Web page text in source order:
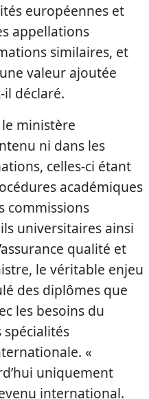
européennes et
appellations
similaires, et
valeur ajoutée
il déclaré.
ministère
ni dans les
celles-ci étant
académiques
commissions
universitaires ainsi
qualité et
le véritable enjeu
des diplômes que
les besoins du
spécialités
«
uniquement
international.